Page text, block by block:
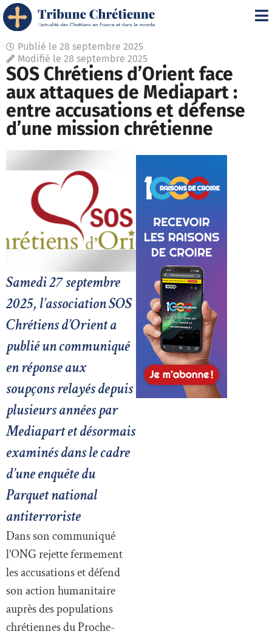
Publié le 28 septembre 2025
Modifié le 28 septembre 2025
SOS Chrétiens d’Orient face
aux attaques de Mediapart :
entre accusations et défense
d’une mission chrétienne
Samedi 27 septembre
2025, l’association SOS
Chrétiens d’Orient a
publié un communiqué
en réponse aux
soupçons relayés depuis
plusieurs années par
Mediapart et désormais
examinés dans le cadre
d’une enquête du
Parquet national
antiterroriste
Dans son communiqué
l’ONG rejette fermement
les accusations et défend
son action humanitaire
auprès des populations
chrétiennes du Proche-